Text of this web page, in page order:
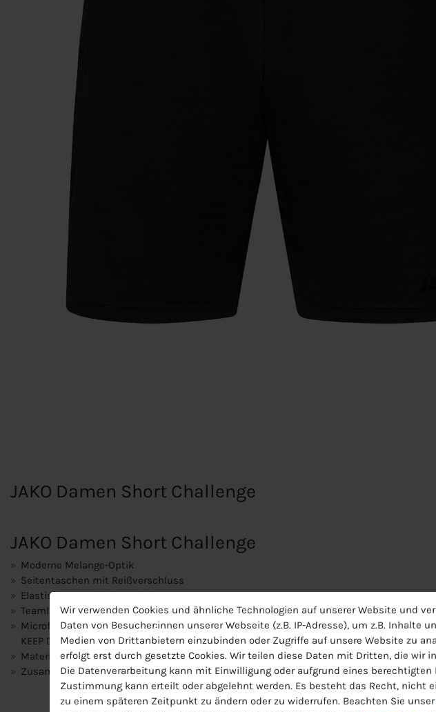
JAKO Damen Short Challenge
JAKO Damen Short Challenge
Moderne Melange-Optik
Seitentaschen mit Reißverschluss
Elastischer Bund mit Kordelzug
Teamline Label
Microfeine Fasern transportieren Feuchtigkeit unmittelbar an die Oberfläche des
KEEP DRY, dass das Material sehr schnell trocknet und Du beim Sport nicht auskühlst.
Materialart:Double Knit-Polyester
Zusammensetzung: 100 % Polyester
Wir verwenden Cookies und ähnliche Technologien auf unserer Website und
Daten von Besucher:innen unserer Webseite (z.B. IP-Adresse), um z.B. Inhalte
Medien von Drittanbietern einzubinden oder Zugriffe auf unsere Website zu
erfolgt erst durch gesetzte Cookies. Wir teilen diese Daten mit Dritten, die wir
Die Datenverarbeitung kann mit Einwilligung oder aufgrund eines berechtigten
Zustimmung kann erteilt oder abgelehnt werden. Es besteht das Recht, nicht
zu einem späteren Zeitpunkt zu ändern oder zu widerrufen. Beachten Sie unser